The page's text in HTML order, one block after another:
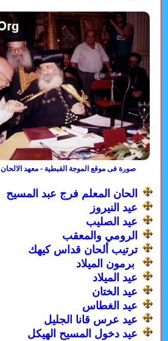
صورة فى موقع الموجة القبطية - معهد
الحان المعلم فرج عبد المسيح
عيد النيروز
عيد الصليب
الرومي والمعقب
ترتيب ألحان قداس كيهك
برمون الميلاد
عيد الميلاد
عيد الختان
عيد الغطاس
عيد عرس قانا الجليل
عيد دخول المسيح الهيكل